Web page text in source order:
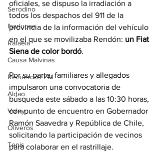
Serodino
Ibarlucea
Rafaela
Causa Malvinas
Recuerdos FM
Aldao
Voley
Oliveros
Tenis
oficiales, se dispuso la irradiación a
todos los despachos del 911 de la
provincia de la información del vehículo
en el que se movilizaba Rendón: un Fiat
Siena de color bordó.
Por su parte, familiares y allegados
impulsaron una convocatoria de
búsqueda este sábado a las 10:30 horas,
con punto de encuentro en Gobernador
Ramón Saavedra y República de Chile,
solicitando la participación de vecinos
para colaborar en el rastrillaje.